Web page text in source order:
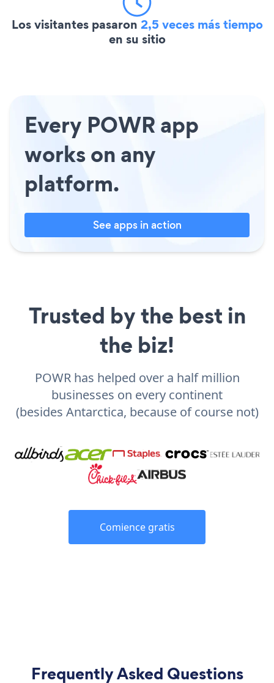
Los visitantes pasaron 2,5 veces más tiempo
en su sitio
Every POWR app
works on any
platform.
See apps in action
Trusted by the best in
the biz!
POWR has helped over a half million
businesses on every continent
(besides Antarctica, because of course not)
Comience gratis
Frequently Asked Questions